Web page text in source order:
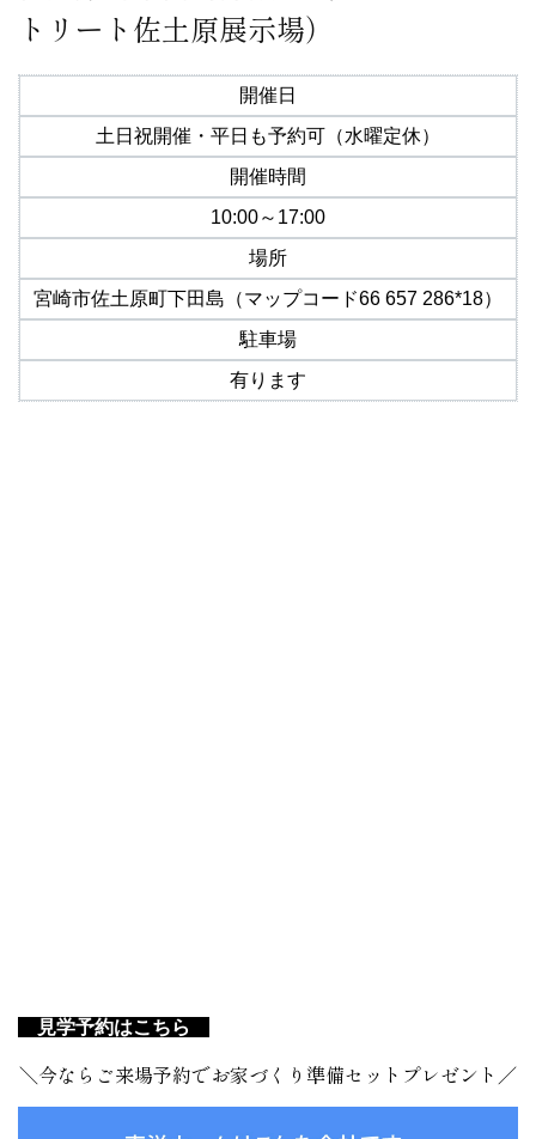
トリート佐土原展示場）
開催日
土日祝開催・平日も予約可（水曜定休）
開催時間
10:00～17:00
場所
宮崎市佐土原町下田島（マップコード66 657 286*18）
駐車場
有ります
見学予約はこちら
＼今ならご来場予約でお家づくり準備セットプレゼント／